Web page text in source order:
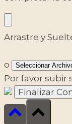
Arrastre y
o Seleccionar
Por favor subir